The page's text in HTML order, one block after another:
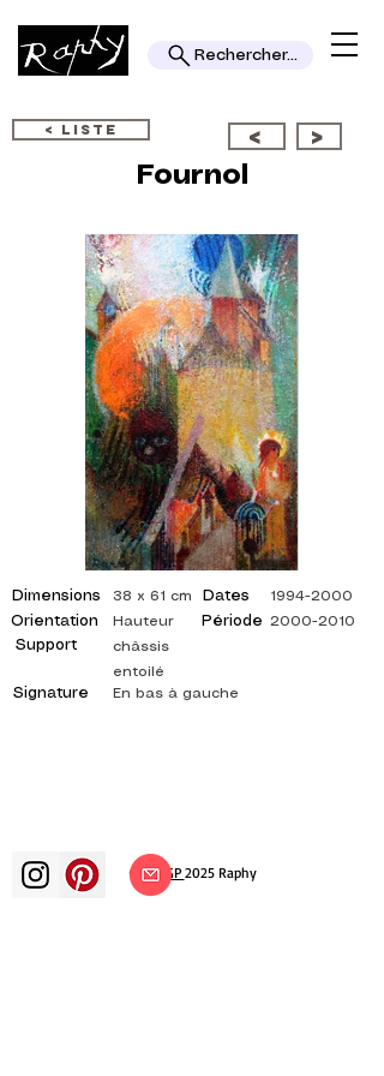
Rechercher...
< LISTE < >
Fournol
Dimensions
Orientation
Support
Signature
38 x 61 cm
Dates
Période
Hauteur
châssis
entoilé
En bas à gauche
1994-2000
2000-2010
© ADAGP 2025 Raphy